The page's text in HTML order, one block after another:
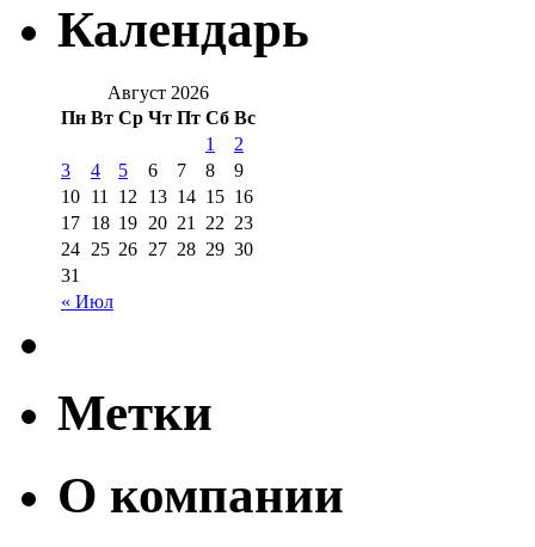
Календарь
Август 2026
Пн Вт Ср Чт Пт Сб Вс
« Июл
1
2
3
4 5 6 7 8
9
10 11 12 13 14 15 16
17 18 19 20 21 22 23
24 25 26 27 28 29 30
31
Метки
О компании